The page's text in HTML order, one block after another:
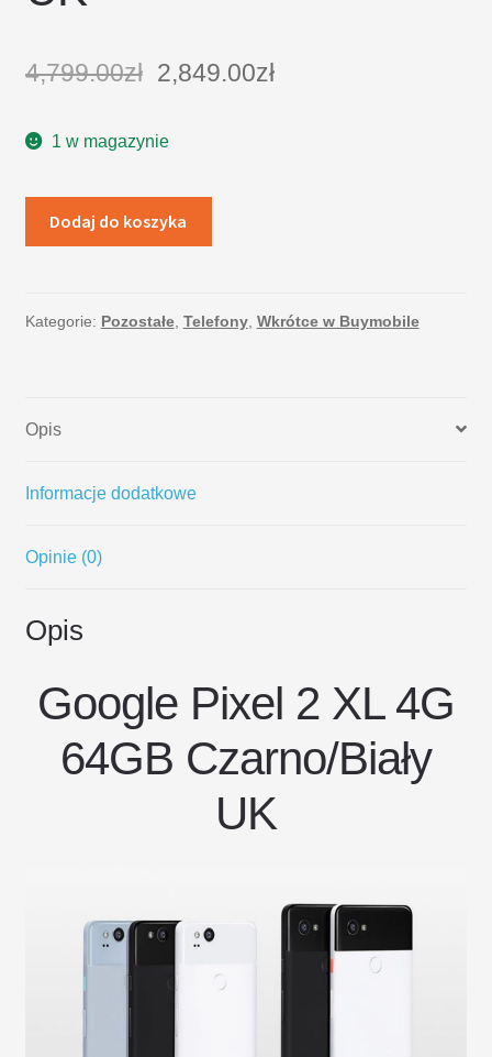
4,799.00zł 2,849.00zł
1 w magazynie
Dodaj do koszyka
Kategorie: Pozostałe, Telefony, Wkrótce w Buymobile
Opis
Informacje dodatkowe
Opinie (0)
Opis
Google Pixel 2 XL 4G
64GB Czarno/Biały
UK